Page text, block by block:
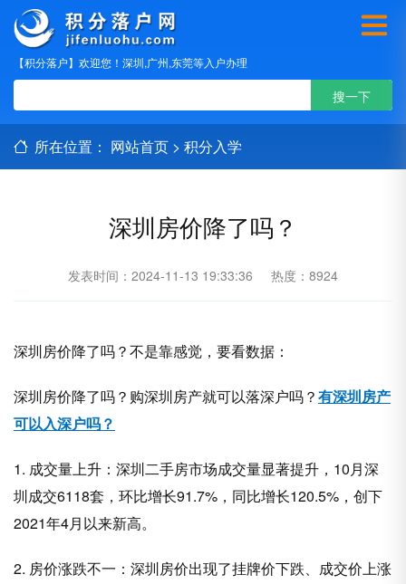
【积分落户】欢迎您！深圳,广州,东莞等入户办理
所在位置： 网站首页 > 积分入学
深圳房价降了吗？
发表时间：2024-11-13 19:33:36 热度：8924
深圳房价降了吗？不是靠感觉，要看数据：
深圳房价降了吗？购深圳房产就可以落深户吗？有深圳房产
可以入深户吗？
1. 成交量上升：深圳二手房市场成交量显著提升，10月深
圳成交6118套，环比增长91.7%，同比增长120.5%，创下
2021年4月以来新高。
2. 房价涨跌不一：深圳房价出现了挂牌价下跌、成交价上涨